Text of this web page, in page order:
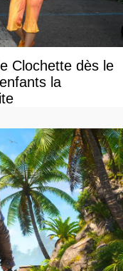
Clochette dès le
la